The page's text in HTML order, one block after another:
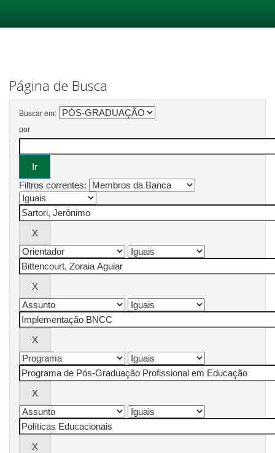
Página de Busca
Buscar em:
por
Filtros correntes: